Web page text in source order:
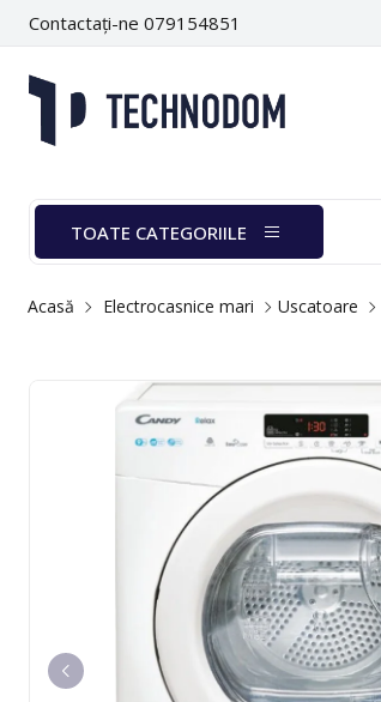
Contactați-ne 079154851
TOATE CATEGORIILE
Acasă Electrocasnice mari Uscatoare